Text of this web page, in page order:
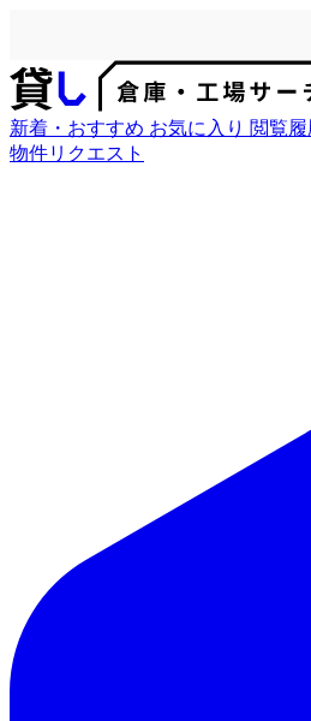
新着・おすすめ お気に入り 閲覧
物件リクエスト